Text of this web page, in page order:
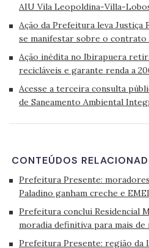
AIU Vila Leopoldina-Villa-
Ação da Prefeitura leva Justiça
se manifestar sobre o contrato
Ação inédita no Ibirapuera
recicláveis e garante renda a
Acesse a terceira consulta
de Saneamento Ambiental
CONTEÚDOS
Prefeitura Presente:
Paladino ganham creche e
Prefeitura conclui Residencial
moradia definitiva para mais de
Prefeitura Presente: região da